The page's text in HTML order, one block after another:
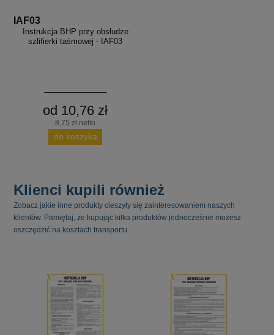
IAF03
Instrukcja BHP przy obsłudze
szlifierki taśmowej - IAF03
od 10,76 zł
8,75 zł netto
do koszyka
Klienci kupili również
Zobacz jakie inne produkty cieszyły się zainteresowaniem naszych
klientów. Pamiętaj, że kupując kilka produktów jednocześnie możesz
oszczędzić na kosztach transportu.